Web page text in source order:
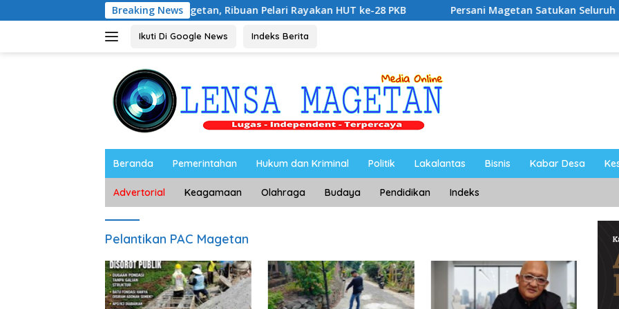
ke
Breaking News
5K Semarakkan Magetan, Ribuan Pelari Rayakan HUT ke-28 PKB Persani Magetan Satukan Seluruh Sanggar Lewat
Ikuti Di Google News Indeks Berita
Beranda Pemerintahan Hukum dan Kriminal Politik Lakalantas Bisnis Kabar Desa
Advertorial Keagamaan Olahraga Budaya Pendidikan Indeks
Pelantikan PAC Magetan